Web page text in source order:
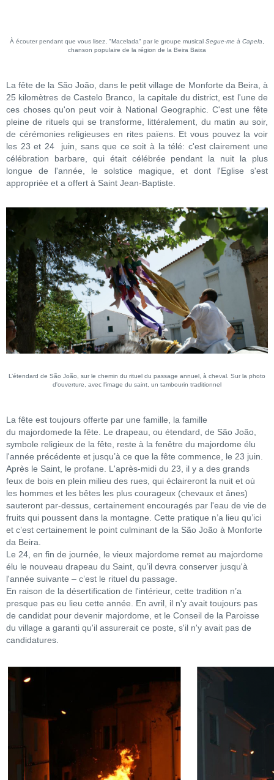
À écouter pendant que vous lisez, "Macelada" par le groupe musical Segue-me à Capela
chanson populaire de la région de la Beira Baixa
La fête de la São João, dans le petit village de Monforte da Beira, à
25 kilomètres de Castelo Branco, la capitale du district, est l'une de
ces choses qu'on peut voir à National Geographic. C'est une fête
pleine de rituels qui se transforme, littéralement, du matin au soir,
de cérémonies religieuses en rites païens. Et vous pouvez la voir
les 23 et 24 juin, sans que ce soit à la télé: c'est clairement une
célébration barbare, qui était célébrée pendant la nuit la plus
longue de l'année, le solstice magique, et dont l'Eglise s'est
appropriée et a offert à Saint Jean-Baptiste.
L’étendard de São João, sur le chemin du rituel du passage annuel, à cheval. Sur la photo
d'ouverture, avec l'image du saint, un tambourin traditionnel
La fête est toujours offerte par une famille, la famille
du majordomede la fête. Le drapeau, ou étendard, de São João,
symbole religieux de la fête, reste à la fenêtre du majordome élu
l'année précédente et jusqu’à ce que la fête commence, le 23 juin.
Après le Saint, le profane. L'après-midi du 23, il y a des grands
feux de bois en plein milieu des rues, qui éclaireront la nuit et où
les hommes et les bêtes les plus courageux (chevaux et ânes)
sauteront par-dessus, certainement encouragés par l'eau de vie de
fruits qui poussent dans la montagne. Cette pratique n’a lieu qu’ici
et c’est certainement le point culminant de la São João à Monforte
da Beira.
Le 24, en fin de journée, le vieux majordome remet au majordome
élu le nouveau drapeau du Saint, qu’il devra conserver jusqu'à
l'année suivante – c’est le rituel du passage.
En raison de la désertification de l'intérieur, cette tradition n’a
presque pas eu lieu cette année. En avril, il n'y avait toujours pas
de candidat pour devenir majordome, et le Conseil de la Paroisse
du village a garanti qu'il assurerait ce poste, s'il n'y avait pas de
candidatures.